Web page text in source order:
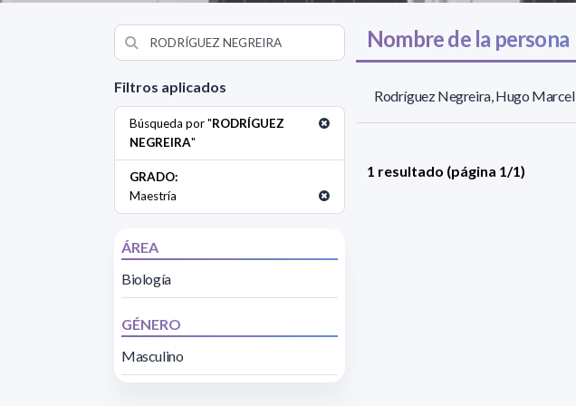
Filtros aplicados
Búsqueda por "RODRÍGUEZ
NEGREIRA"
GRADO:
Maestría
ÁREA
Biología
GÉNERO
Masculino
Nombre de la persona
Rodríguez Negreira, Hugo Marcel
1 resultado (página 1/1)